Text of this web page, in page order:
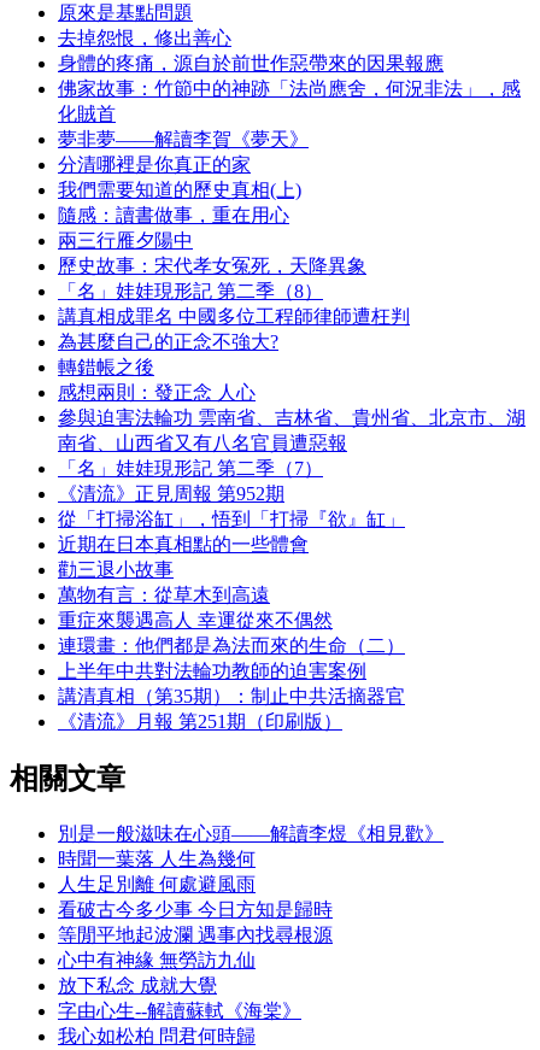
原來是基點問題
去掉怨恨，修出善心
身體的疼痛，源自於前世作惡帶來的因果報應
佛家故事：竹節中的神跡「法尚應舍，何況非法」，感
化賊首
夢非夢——解讀李賀《夢天》
分清哪裡是你真正的家
我們需要知道的歷史真相(上)
隨感：讀書做事，重在用心
兩三行雁夕陽中
歷史故事：宋代孝女冤死，天降異象
「名」娃娃現形記 第二季（8）
講真相成罪名 中國多位工程師律師遭枉判
為甚麼自己的正念不強大?
轉錯帳之後
感想兩則：發正念 人心
參與迫害法輪功 雲南省、吉林省、貴州省、北京市、湖
南省、山西省又有八名官員遭惡報
「名」娃娃現形記 第二季（7）
《清流》正見周報 第952期
從「打掃浴缸」，悟到「打掃『欲』缸」
近期在日本真相點的一些體會
勸三退小故事
萬物有言：從草木到高遠
重症來襲遇高人 幸運從來不偶然
連環畫：他們都是為法而來的生命（二）
上半年中共對法輪功教師的迫害案例
講清真相（第35期）：制止中共活摘器官
《清流》月報 第251期（印刷版）
相關文章
別是一般滋味在心頭——解讀李煜《相見歡》
時聞一葉落 人生為幾何
人生足別離 何處避風雨
看破古今多少事 今日方知是歸時
等閒平地起波瀾 遇事內找尋根源
心中有神緣 無勞訪九仙
放下私念 成就大覺
字由心生--解讀蘇軾《海棠》
我心如松柏 問君何時歸